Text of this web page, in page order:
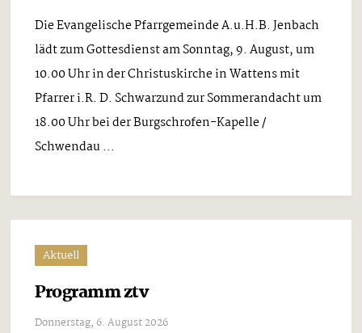
Die Evangelische Pfarrgemeinde A.u.H.B. Jenbach
lädt zum Gottesdienst am Sonntag, 9. August, um
10.00 Uhr in der Christuskirche in Wattens mit
Pfarrer i.R. D. Schwarzund zur Sommerandacht um
18.00 Uhr bei der Burgschrofen-Kapelle /
Schwendau ...
Aktuell
Programm ztv
Donnerstag, 6. August 2026